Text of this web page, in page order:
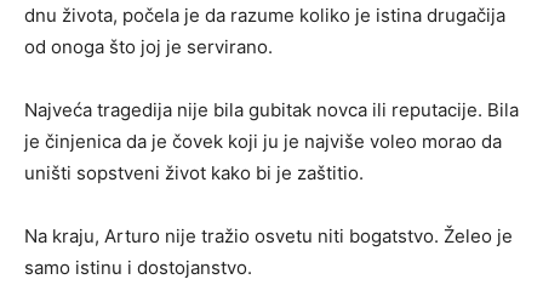
dnu života, počela je da razume koliko je istina drugačija
od onoga što joj je servirano.
Najveća tragedija nije bila gubitak novca ili reputacije. Bila
je činjenica da je čovek koji ju je najviše voleo morao da
uništi sopstveni život kako bi je zaštitio.
Na kraju, Arturo nije tražio osvetu niti bogatstvo. Želeo je
samo istinu i dostojanstvo.